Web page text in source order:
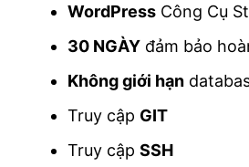
WordPressCông Cụ
30 NGÀYđảm bảo
Không giới hạn
Truy cập GIT
Truy cập SSH